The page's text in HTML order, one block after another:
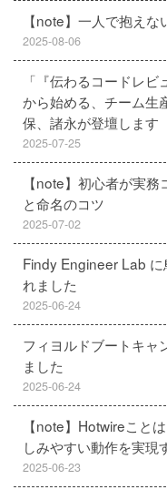
【note】一人で抱え
2025-08-06
「『伝わるコードレ
から始める、チーム生
保、諸永が登壇します
2025-07-25
【note】初心者が実
と命名のコツ
2025-07-02
Findy Engineer Lab に
れました
2025-06-24
フィヨルドブートキャ
ました
2025-06-24
【note】Hotwireこと
しみやすい動作を実現
2025-06-23